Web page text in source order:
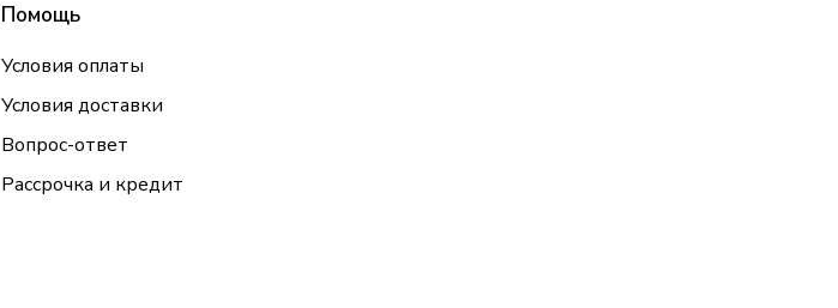
Помощь
Условия оплаты
Условия доставки
Вопрос-ответ
Рассрочка и кредит